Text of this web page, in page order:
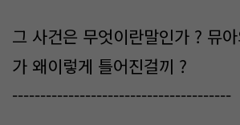
그 사건은 무엇이란말인가 ? 뮤
가 왜이렇게 틀어진걸끼 ?
---------------------------------------